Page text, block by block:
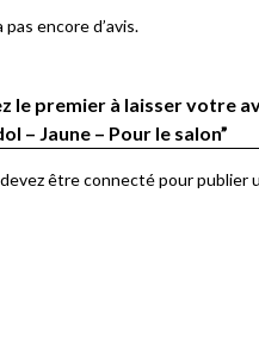
pas encore d’avis.
le premier à laisser votre
– Jaune – Pour le salon”
êtreconnectépour publier